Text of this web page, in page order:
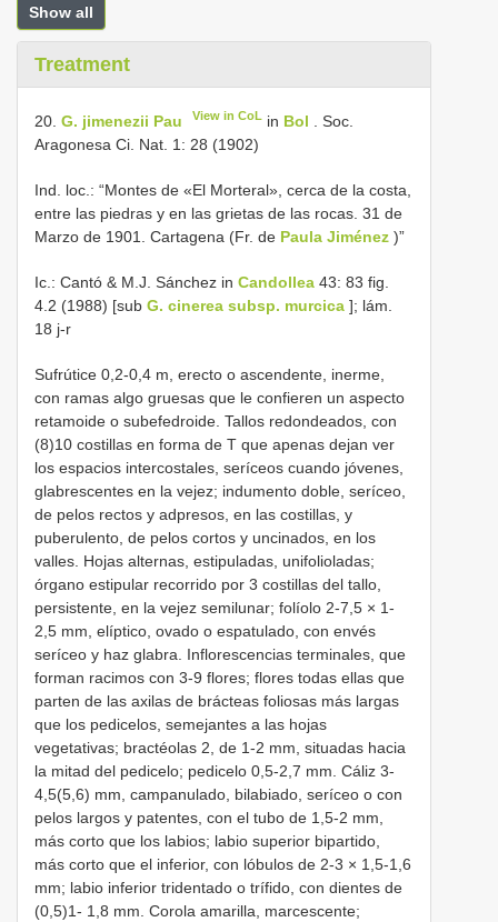
Show all
Treatment
20. G. jimenezii Pau View in CoL in Bol . Soc.
Aragonesa Ci. Nat. 1: 28 (1902)
Ind. loc.: “Montes de «El Morteral», cerca de la costa,
entre las piedras y en las grietas de las rocas. 31 de
Marzo de 1901. Cartagena (Fr. de Paula Jiménez )”
Ic.: Cantó & M.J. Sánchez in Candollea 43: 83 fig.
4.2 (1988) [sub G. cinerea subsp. murcica ]; lám.
18 j-r
Sufrútice 0,2-0,4 m, erecto o ascendente, inerme,
con ramas algo gruesas que le confieren un aspecto
retamoide o subefedroide. Tallos redondeados, con
(8)10 costillas en forma de T que apenas dejan ver
los espacios intercostales, seríceos cuando jóvenes,
glabrescentes en la vejez; indumento doble, seríceo,
de pelos rectos y adpresos, en las costillas, y
puberulento, de pelos cortos y uncinados, en los
valles. Hojas alternas, estipuladas, unifolioladas;
órgano estipular recorrido por 3 costillas del tallo,
persistente, en la vejez semilunar; folíolo 2-7,5 × 1-
2,5 mm, elíptico, ovado o espatulado, con envés
seríceo y haz glabra. Inflorescencias terminales, que
forman racimos con 3-9 flores; flores todas ellas que
parten de las axilas de brácteas foliosas más largas
que los pedicelos, semejantes a las hojas
vegetativas; bractéolas 2, de 1-2 mm, situadas hacia
la mitad del pedicelo; pedicelo 0,5-2,7 mm. Cáliz 3-
4,5(5,6) mm, campanulado, bilabiado, seríceo o con
pelos largos y patentes, con el tubo de 1,5-2 mm,
más corto que los labios; labio superior bipartido,
más corto que el inferior, con lóbulos de 2-3 × 1,5-1,6
mm; labio inferior tridentado o trífido, con dientes de
(0,5)1- 1,8 mm. Corola amarilla, marcescente;